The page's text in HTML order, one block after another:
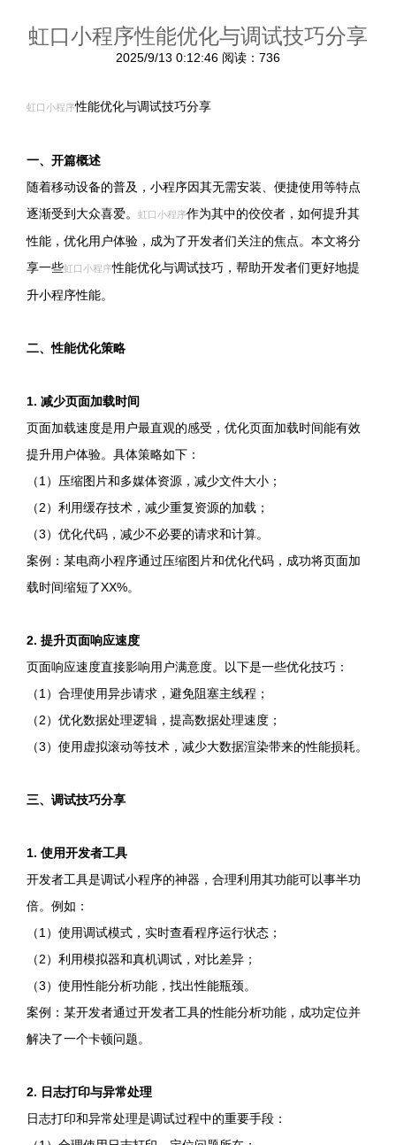
虹口小程序性能优化与调试技巧分享
2025/9/13 0:12:46 阅读：736
虹口小程序性能优化与调试技巧分享
一、开篇概述
随着移动设备的普及，小程序因其无需安装、便捷使用等特点
逐渐受到大众喜爱。
虹口小程序作为其中的佼佼者，如何提升其
性能，优化用户体验，成为了开发者们关注的焦点。本文将分
享一些虹口小程序性能优化与调试技巧，帮助开发者们更好地提
升小程序性能。
二、性能优化策略
1. 减少页面加载时间
页面加载速度是用户最直观的感受，优化页面加载时间能有效
提升用户体验。具体策略如下：
（1）压缩图片和多媒体资源，减少文件大小；
（2）利用缓存技术，减少重复资源的加载；
（3）优化代码，减少不必要的请求和计算。
案例：某电商小程序通过压缩图片和优化代码，成功将页面加
载时间缩短了XX%。
2. 提升页面响应速度
页面响应速度直接影响用户满意度。以下是一些优化技巧：
（1）合理使用异步请求，避免阻塞主线程；
（2）优化数据处理逻辑，提高数据处理速度；
（3）使用虚拟滚动等技术，减少大数据渲染带来的性能损耗。
三、调试技巧分享
1. 使用开发者工具
开发者工具是调试小程序的神器，合理利用其功能可以事半功
倍。例如：
（1）使用调试模式，实时查看程序运行状态；
（2）利用模拟器和真机调试，对比差异；
（3）使用性能分析功能，找出性能瓶颈。
案例：某开发者通过开发者工具的性能分析功能，成功定位并
解决了一个卡顿问题。
2. 日志打印与异常处理
日志打印和异常处理是调试过程中的重要手段：